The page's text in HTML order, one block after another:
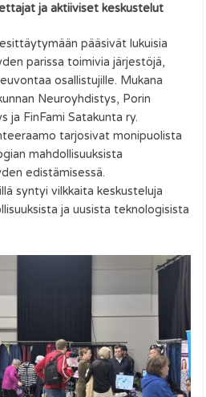
ja aktiiviset keskustelut
pääsivät lukuisia
parissa toimivia järjestöjä,
osallistujille. Mukana
Neuroyhdistys, Porin
ja FinFami Satakunta ry.
tarjosivat monipuolista
mahdollisuuksista
edistämisessä.
syntyi vilkkaita keskusteluja
ja uusista teknologisista